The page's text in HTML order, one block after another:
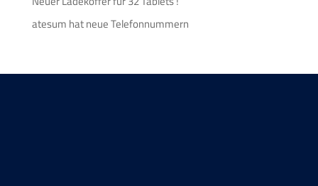
atesum hat neue Telefonnummern